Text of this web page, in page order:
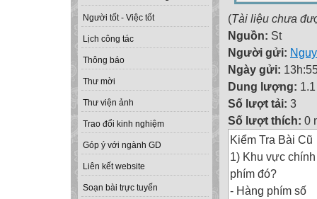
Người tốt - Việc tốt
Lịch công tác
Thông báo
Thư mời
Thư viện ảnh
Trao đổi kinh nghiệm
Góp ý với ngành GD
Liên kết website
Soạn bài trực tuyến
(Tài liệu chưa
Nguồn: St
Người gửi:
Ngày gửi:
Dung lượng:
Số lượt tải: 3
Số lượt thích: 0
Kiểm Tra Bài Cũ
1) Khu vực
phím đó?
- Hàng phím số